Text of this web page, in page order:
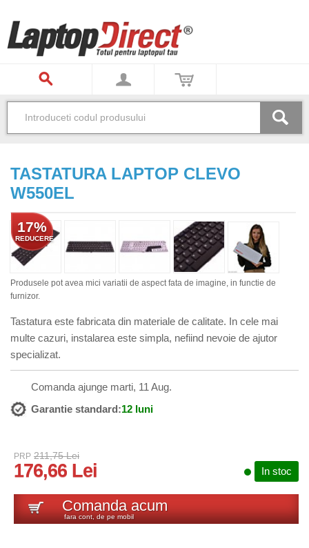
TASTATURA LAPTOP CLEVO
W550EL
17%
REDUCERE
Produsele pot avea mici variatii de aspect fata de imagine, in functie de
furnizor.
Tastatura este fabricata din materiale de calitate. In cele mai
multe cazuri, instalarea este simpla, nefiind nevoie de ajutor
specializat.
Comanda ajunge marti, 11 Aug.
Garantie standard:12 luni
PRP 211,75 Lei
176,66 Lei In stoc
Comanda acum
fara cont, de pe mobil